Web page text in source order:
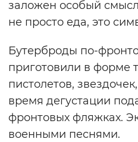
заложен особый
не просто еда, это
Бутерброды по-
приготовили в форме
пистолетов,
время дегустации
фронтовых фляжках.
военными песнями.